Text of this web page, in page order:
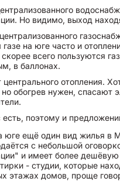
Но видимо, выход
на юге часто и
всего пользуются
в баллонах.
отопления.
обогрев нужен, спасают
поэтому и
юге ещё один вид жилья в
с небольшой
и имеет более дешёвую
- студии, которые
этажах домов, проще